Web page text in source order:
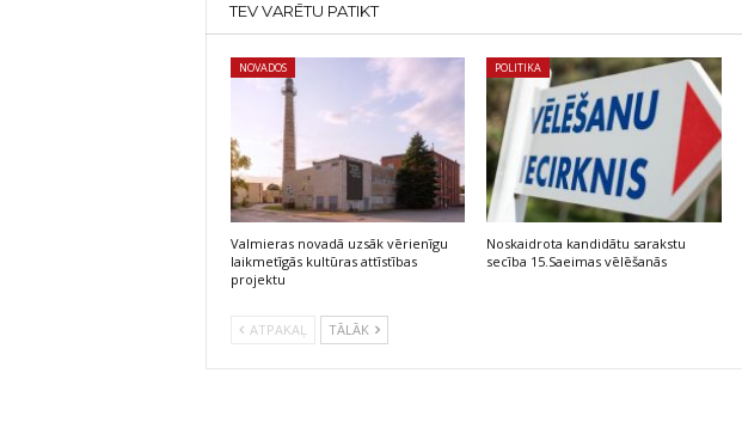
TEV VARĒTU PATIKT
NOVADOS
Valmieras novadā uzsāk vērienīgu
laikmetīgās kultūras attīstības
projektu
POLITIKA
Noskaidrota kandidātu sarakstu
secība 15.Saeimas vēlēšanās
ATPAKAĻ TĀLĀK